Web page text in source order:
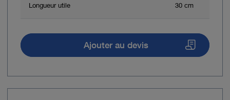
Longueur utile 30 cm
Ajouter au devis